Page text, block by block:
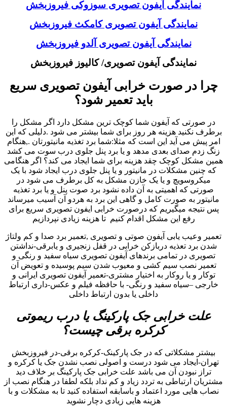
نمایندگی آیفون تصویری سوزوکی فیروزبخش
نمایندگی آیفون تصویری کامکث فیروزبخش
نمایندگی آیفون تصویری آلدو فیروزبخش
نمایندگی آیفون تصویری/ کالیوز فیروزبخش
چرا در صورت خرابی آیفون تصویری سریع
باید تعمیر شود؟
در صورتی که آیفون شما کوچک ترین مشکل دارد اگر مشکل را
برطرف نکنید هزینه هر روز برای شما بیشتر می شود .دلیلی که این
امر پیش می آید این است که مثلا:شما برد تغذیه مانیتورتان .,هنگام
زنگ زدم صدای بعدی مدهد و یا برد پنل جلوی درب سوت می کشد
همین مشکل کوچک چقد هزینه برای شما ایجاد می کند؟ اگر هنگامی
که چنین مشکلات در مانیتور و یا پنل جلوی درب ایجاد شود با یک
میکروسویچ و یا یک خازن مشکل به کل برطرف می شود در
صورتی که اهمیتی به آن داده نشود برد صوت پنل و یا برد تغذیه
مانیتور به صورت کامل و گاهی این برد به هردو آن آسیب میرساند
پس نتیجه میگیریم که درصورت خرابی ایفون تصویری سریع برای
رفع این مشکل اقدام کنیم تا هزینه زیادی نپردازیم
تعمیر وعیب یابی آیفون صوتی و تصویری ,تعمیر برد صدا و کم ولتاژ
شدن برد تعذیه دربازکن خرابی در قفل زنجیری و یابرقی-نداشتن
تصویری در تمامی برندهای آیفون تصویری سیاه سفید و رنگی و
تعمیر نصب سیم کشی و معیوب شدن سیم پوسیده و تعویض آن
توکار و یا روکار به اختیار مشتری-تعمیر آیفون تصویری ایرانی و
خارجی –سیاه سفید و رنگی- با حافظه فیلم و عکس-داری ارتباط
داخلی یا بدون ارتباط داخلی
علت خرابی جک پارکینگ یا درب ریموتی
کرکره برقی چیست؟
بیشتر مشکلاتی که در جک پارکینک-کرکره برقی-در فیروزبخش
تهران-ایجاد می شود درست و اصولی نصب نشدن جک یا کرکره و
تراز نبودن آن می باشد علت خرابی جک پارکینگ بر خلاف دید
مشتریان ارتباطی به تردد زیاد و کم نداد بلکه لطفا در هنگام نصب از
نصاب هایی مورد اعتماد و باسابقه استفاده کنید تا به مشکلات و با
هزینه هایی زیادی دچار نشوید